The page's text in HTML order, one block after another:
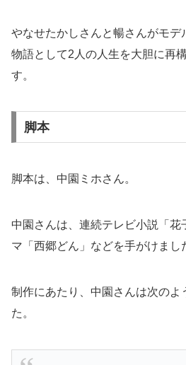
やなせたかしさんと暢さんがモデ
物語として2人の人生を大胆に再
す。
脚本
脚本は、中園ミホさん。
中園さんは、連続テレビ小説「花
マ「西郷どん」などを手がけまし
制作にあたり、中園さんは次のよ
た。